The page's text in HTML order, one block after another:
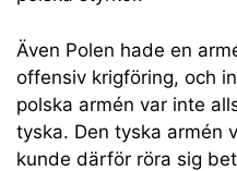
Även Polen hade en
offensiv krigföring, och
polska armén var inte
tyska. Den tyska armén
kunde därför röra sig